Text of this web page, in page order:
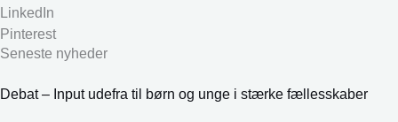
LinkedIn
Pinterest
Seneste nyheder
Debat – Input udefra til børn og unge i stærke fællesskaber